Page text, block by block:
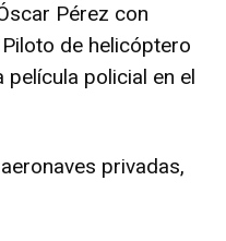
Pérez con
de helicóptero
película policial en el
privadas,